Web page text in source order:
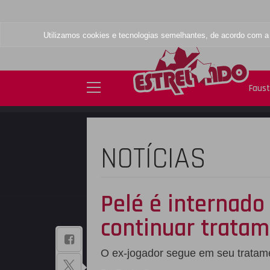
Utilizamos cookies e tecnologias semelhantes, de acordo com
NOTÍCIAS
Pelé é
continuar
O ex-jogador segue em seu
BAIXE NOSSO